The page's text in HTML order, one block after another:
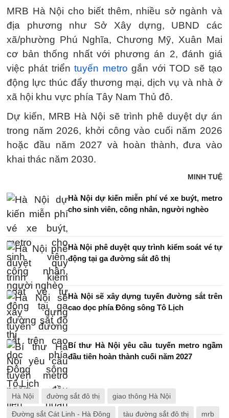
MRB Hà Nội cho biết thêm, nhiều sở ngành và
địa phương như Sở Xây dựng, UBND các
xã/phường Phú Nghĩa, Chương Mỹ, Xuân Mai
cơ bản thống nhất với phương án 2, đánh giá
việc phát triểntuyến metro gắn với TOD sẽ tạo
động lực thúc đẩy thương mại, dịch vụ và nhà ở
xã hội khu vực phía Tây Nam Thủ đô.
Dự kiến, MRB Hà Nội sẽ trình phê duyệt dự án
trong năm 2026, khởi công vào cuối năm 2026
hoặc đầu năm 2027 và hoàn thành, đưa vào
khai thác năm 2030.
MINH TUỆ
Hà Nội dự kiến miễn phí vé xe buýt, metro
cho sinh viên, công nhân, người nghèo
Hà Nội phê duyệt quy trình kiểm soát vé tự
động tại ga đường sắt đô thị
Hà Nội sẽ xây dựng tuyến đường sắt trên
cao dọc phía Đông sông Tô Lịch
Bí thư Hà Nội yêu cầu tuyến metro ngầm
đầu tiên hoàn thành cuối năm 2027
Hà Nội đường sắt đô thị giao thông Hà Nội
Đường sắt Cát Linh - Hà Đông tàu đường sắt đô thị mrb